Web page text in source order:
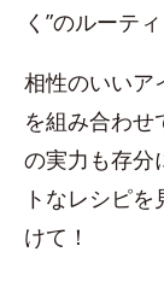
く”のルーテ
相性のいいア
を組み合わせ
の実力も存分
トなレシピ
けて！